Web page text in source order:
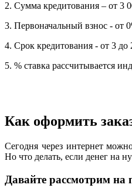
2. Сумма кредитования – от 3
3. Первоначальный взнос - от
4. Срок кредитования - от 3 до
5. % ставка рассчитывается
Как оформить
Сегодня через интернет
Но что делать, если денег на
Давайте рассмотрим на